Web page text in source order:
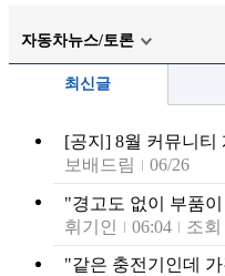
자동차뉴스/토론
최신글
[공지] 8월 커뮤니티
보배드림
06/26
휘기인
06:04 조회